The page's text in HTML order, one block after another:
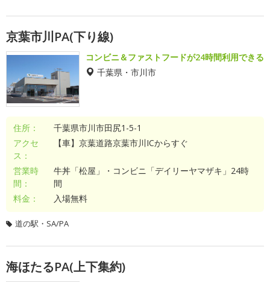
京葉市川PA(下り線)
コンビニ＆ファストフードが24時間利用できる
千葉県・市川市
住所：
千葉県市川市田尻1-5-1
アクセ
ス：
【車】京葉道路京葉市川ICからすぐ
営業時
間：
牛丼「松屋」・コンビニ「デイリーヤマザキ」24時
間
料金：
入場無料
道の駅・SA/PA
海ほたるPA(上下集約)